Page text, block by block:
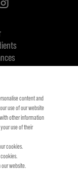
de durabilité
content and
use of our website
other information
use of their
cookies.
website.